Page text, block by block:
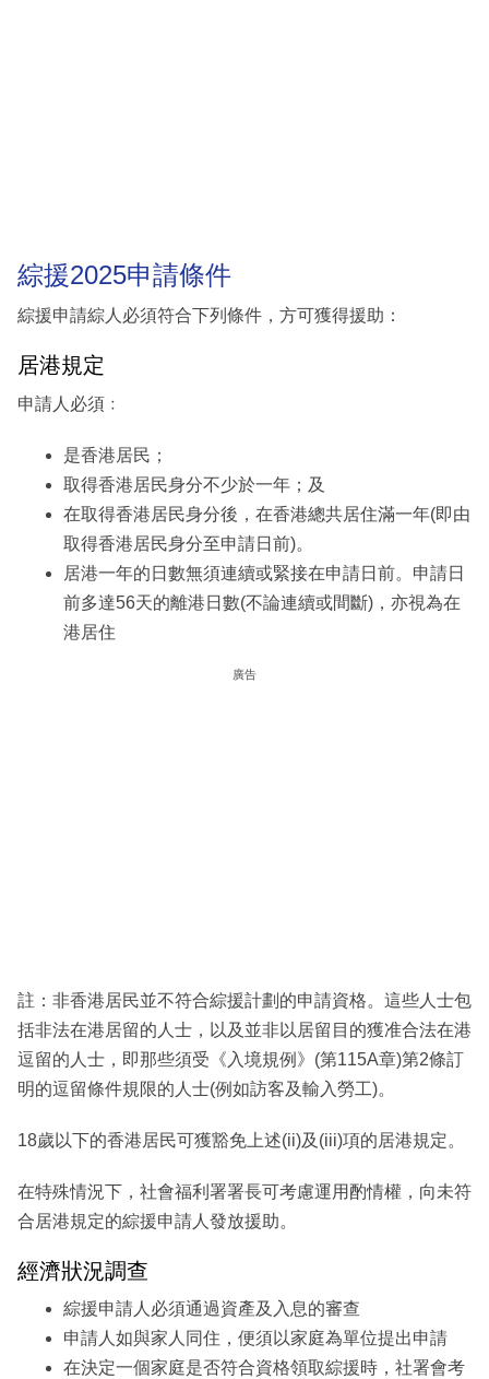
綜援2025申請條件
綜援申請綜人必須符合下列條件，方可獲得援助：
居港規定
申請人必須﹕
是香港居民；
取得香港居民身分不少於一年；及
在取得香港居民身分後，在香港總共居住滿一年(即由
取得香港居民身分至申請日前)。
居港一年的日數無須連續或緊接在申請日前。申請日
前多達56天的離港日數(不論連續或間斷)，亦視為在
港居住
廣告
註：非香港居民並不符合綜援計劃的申請資格。這些人士包
括非法在港居留的人士，以及並非以居留目的獲准合法在港
逗留的人士，即那些須受《入境規例》(第115A章)第2條訂
明的逗留條件規限的人士(例如訪客及輸入勞工)。
18歲以下的香港居民可獲豁免上述(ii)及(iii)項的居港規定。
在特殊情況下，社會福利署署長可考慮運用酌情權，向未符
合居港規定的綜援申請人發放援助。
經濟狀況調查
綜援申請人必須通過資產及入息的審查
申請人如與家人同住，便須以家庭為單位提出申請
在決定一個家庭是否符合資格領取綜援時，社署會考